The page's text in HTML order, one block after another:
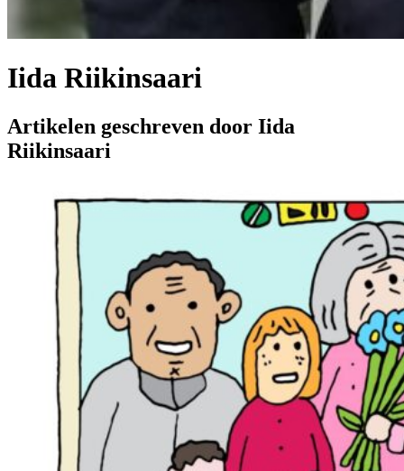
Iida Riikinsaari
Artikelen geschreven door Iida
Riikinsaari